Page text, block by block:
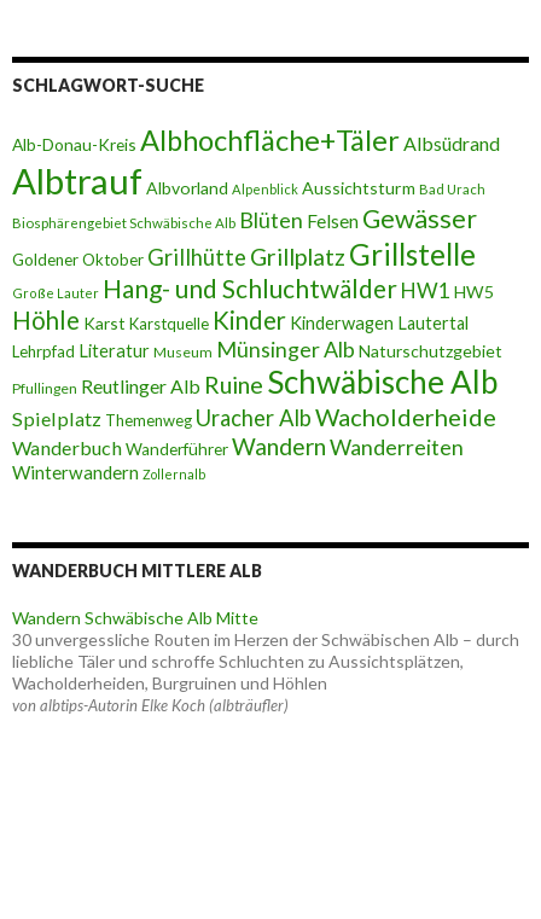
SCHLAGWORT-SUCHE
Alb-Donau-Kreis Albhochfläche+TälerAlbsüdrand
Albtrauf Albvorland Alpenblick Aussichtsturm Bad Urach
Biosphärengebiet Schwäbische Alb Blüten Felsen Gewässer
Goldener Oktober Grillhütte Grillplatz Grillstelle
Große Lauter Hang- und SchluchtwälderHW1 HW5
Höhle Karst Karstquelle Kinder Kinderwagen Lautertal
Lehrpfad Literatur Museum Münsinger Alb Naturschutzgebiet
Pfullingen Reutlinger Alb Ruine Schwäbische Alb
Spielplatz Themenweg Uracher AlbWacholderheide
WanderbuchWanderführerWandernWanderreiten
Winterwandern Zollernalb
WANDERBUCH MITTLERE ALB
Wandern Schwäbische Alb Mitte
30 unvergessliche Routen im Herzen der Schwäbischen Alb – durch
liebliche Täler und schroffe Schluchten zu Aussichtsplätzen,
Wacholderheiden, Burgruinen und Höhlen
von albtips-Autorin Elke Koch (albträufler)